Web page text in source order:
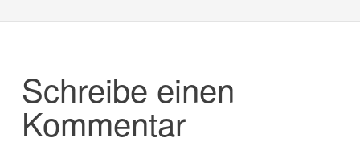
Schreibe einen
Kommentar